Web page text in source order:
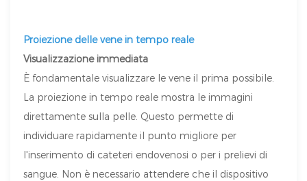
Proiezione delle vene in tempo reale
Visualizzazione immediata
È fondamentale visualizzare le vene il prima possibile.
La proiezione in tempo reale mostra le immagini
direttamente sulla pelle. Questo permette di
individuare rapidamente il punto migliore per
l'inserimento di cateteri endovenosi o per i prelievi di
sangue. Non è necessario attendere che il dispositivo